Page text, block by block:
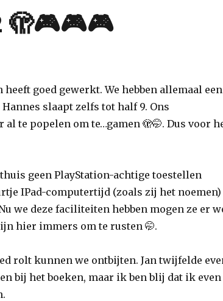
goed gewerkt. We hebben allemaal een
slaapt zelfs tot half 9. Ons
te popelen om te…gamen 🫣🤭. Dus voor
geen PlayStation-achtige toestellen
IPad-computertijd (zoals zij het noemen)
we deze faciliteiten hebben mogen ze er
hier immers om te rusten 🤭.
rolt kunnen we ontbijten. Jan twijfelde
bij het boeken, maar ik ben blij dat ik even